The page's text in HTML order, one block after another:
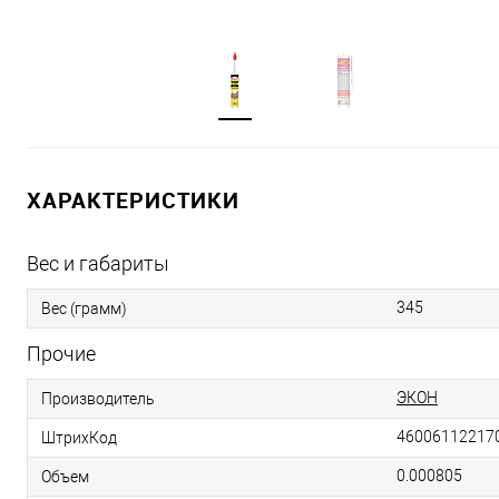
ХАРАКТЕРИСТИКИ
Вес и габариты
Вес (грамм) 345
Прочие
Производитель ЭКОН
ШтрихКод
Объем 0.000805